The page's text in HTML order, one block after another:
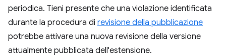
periodica. Tieni presente che una violazione identificata
durante la procedura di revisione della pubblicazione
potrebbe attivare una nuova revisione della versione
attualmente pubblicata dell'estensione.